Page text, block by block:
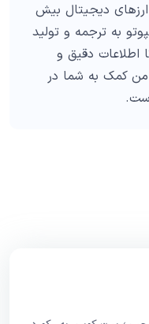
دیجیتال بیش
به ترجمه و تولید
اطلاعات دقیق و
من کمک به شما در